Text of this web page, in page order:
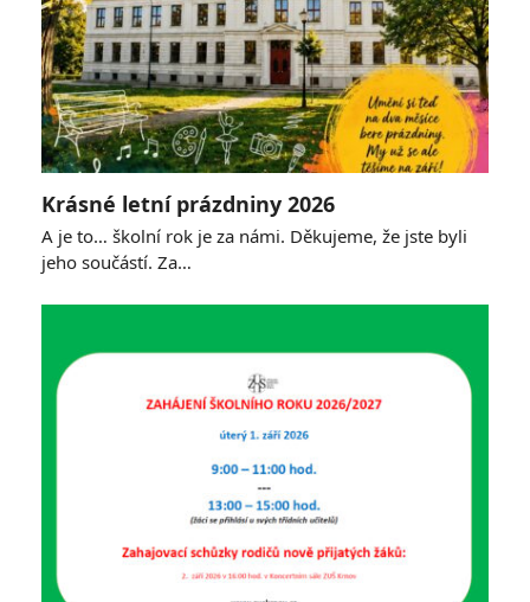
Krásné letní prázdniny 2026
A je to… školní rok je za námi. Děkujeme, že jste byli
jeho součástí. Za…